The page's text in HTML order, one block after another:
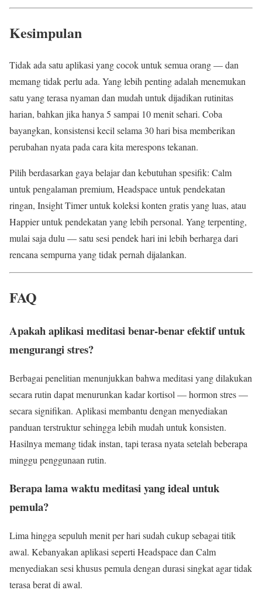
Kesimpulan
Tidak ada satu aplikasi yang cocok untuk semua orang — dan
memang tidak perlu ada. Yang lebih penting adalah menemukan
satu yang terasa nyaman dan mudah untuk dijadikan rutinitas
harian, bahkan jika hanya 5 sampai 10 menit sehari. Coba
bayangkan, konsistensi kecil selama 30 hari bisa memberikan
perubahan nyata pada cara kita merespons tekanan.
Pilih berdasarkan gaya belajar dan kebutuhan spesifik: Calm
untuk pengalaman premium, Headspace untuk pendekatan
ringan, Insight Timer untuk koleksi konten gratis yang luas, atau
Happier untuk pendekatan yang lebih personal. Yang terpenting,
mulai saja dulu — satu sesi pendek hari ini lebih berharga dari
rencana sempurna yang tidak pernah dijalankan.
FAQ
Apakah aplikasi meditasi benar-benar efektif untuk
mengurangi stres?
Berbagai penelitian menunjukkan bahwa meditasi yang dilakukan
secara rutin dapat menurunkan kadar kortisol — hormon stres —
secara signifikan. Aplikasi membantu dengan menyediakan
panduan terstruktur sehingga lebih mudah untuk konsisten.
Hasilnya memang tidak instan, tapi terasa nyata setelah beberapa
minggu penggunaan rutin.
Berapa lama waktu meditasi yang ideal untuk
pemula?
Lima hingga sepuluh menit per hari sudah cukup sebagai titik
awal. Kebanyakan aplikasi seperti Headspace dan Calm
menyediakan sesi khusus pemula dengan durasi singkat agar tidak
terasa berat di awal.